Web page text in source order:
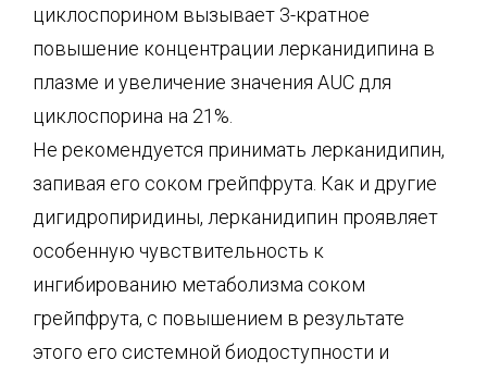
циклоспорином вызывает 3-кратное
повышение концентрации лерканидипина в
плазме и увеличение значения AUC для
циклоспорина на 21%.
Не рекомендуется принимать лерканидипин,
запивая его соком грейпфрута. Как и другие
дигидропиридины, лерканидипин проявляет
особенную чувствительность к
ингибированию метаболизма соком
грейпфрута, с повышением в результате
этого его системной биодоступности и